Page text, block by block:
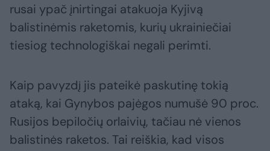
rusai ypač įnirtingai atakuoja Kyjivą
balistinėmis raketomis, kurių ukrainiečiai
tiesiog technologiškai negali perimti.
Kaip pavyzdį jis pateikė paskutinę tokią
ataką, kai Gynybos pajėgos numušė 90 proc.
Rusijos bepiločių orlaivių, tačiau nė vienos
balistinės raketos. Tai reiškia, kad visos